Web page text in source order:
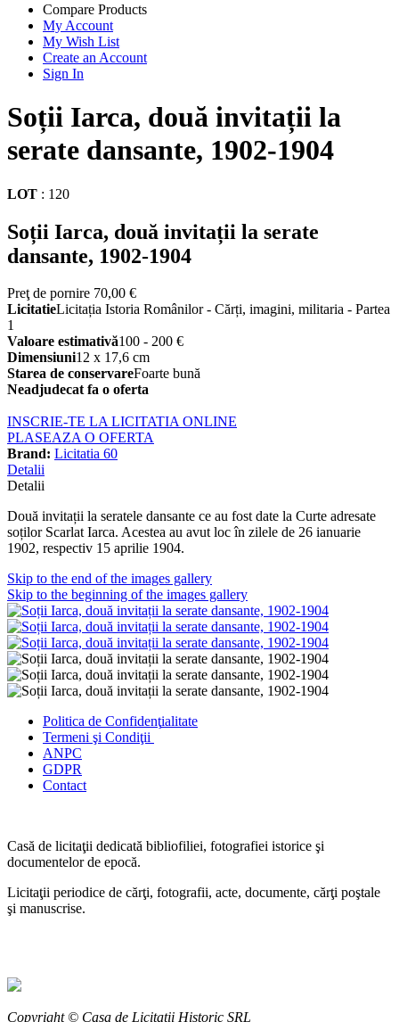
Compare Products
My Account
My Wish List
Create an Account
Sign In
Soții Iarca, două invitații la
serate dansante, 1902-1904
LOT : 120
Soții Iarca, două invitații la serate
dansante, 1902-1904
Preţ de pornire 70,00 €
LicitatieLicitația Istoria Românilor - Cărți, imagini, militaria - Partea
1
Valoare estimativă100 - 200 €
Dimensiuni12 x 17,6 cm
Starea de conservareFoarte bună
Neadjudecat fa o oferta
INSCRIE-TE LA LICITATIA ONLINE
PLASEAZA O OFERTA
Brand: Licitatia 60
Detalii
Detalii
Două invitații la seratele dansante ce au fost date la Curte adresate
soților Scarlat Iarca. Acestea au avut loc în zilele de 26 ianuarie
1902, respectiv 15 aprilie 1904.
Skip to the end of the images gallery
Skip to the beginning of the images gallery
Politica de Confidenţialitate
Termeni şi Condiţii
ANPC
GDPR
Contact
Casă de licitaţii dedicată bibliofiliei, fotografiei istorice şi
documentelor de epocă.
Licitaţii periodice de cărţi, fotografii, acte, documente, cărţi poştale
şi manuscrise.
Copyright © Casa de Licitaţii Historic SRL